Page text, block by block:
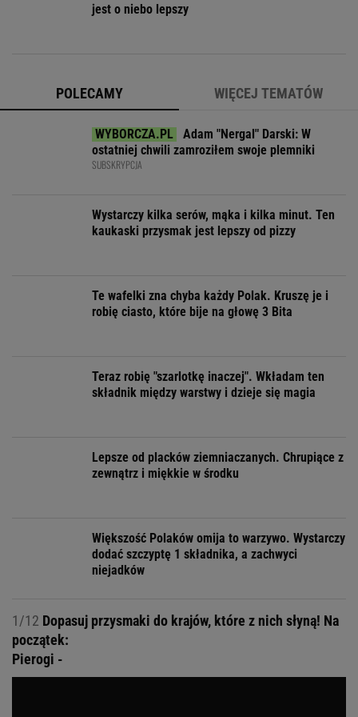
jest o niebo lepszy
POLECAMY WIĘCEJ TEMATÓW
Adam "Nergal" Darski: W
ostatniej chwili zamroziłem swoje plemniki
SUBSKRYPCJA
Wystarczy kilka serów, mąka i kilka minut. Ten
kaukaski przysmak jest lepszy od pizzy
Te wafelki zna chyba każdy Polak. Kruszę je i
robię ciasto, które bije na głowę 3 Bita
Teraz robię "szarlotkę inaczej". Wkładam ten
składnik między warstwy i dzieje się magia
Lepsze od placków ziemniaczanych. Chrupiące z
zewnątrz i miękkie w środku
Większość Polaków omija to warzywo. Wystarczy
dodać szczyptę 1 składnika, a zachwyci
niejadków
1/12 Dopasuj przysmaki do krajów, które z nich słyną! Na
początek:
Pierogi -